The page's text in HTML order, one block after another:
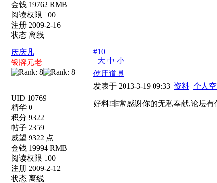
金钱 19762 RMB
阅读权限 100
注册 2009-2-16
状态 离线
庆庆凡
银牌元老
UID 10769
精华 0
积分 9322
帖子 2359
威望 9322 点
金钱 19994 RMB
阅读权限 100
注册 2009-2-12
状态 离线
#10
大 中 小
使用道具
发表于 2013-3-19 09:33 资料 个人
好料!非常感谢你的无私奉献,论坛有